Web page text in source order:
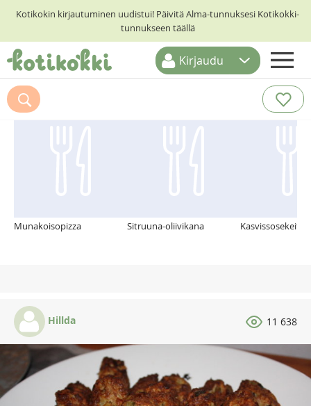
Kotikokin kirjautuminen uudistui! Päivitä Alma-tunnuksesi Kotikokki-
tunnukseen täällä
ETUSIVU
RESEPTIHAKU
Kirjaudu
Suosittelemme myös
Munakoisopizza Sitruuna-oliivikana Kasvissosekeitto
Hillda 11 638